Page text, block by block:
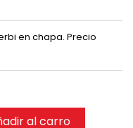
en chapa. Precio
al carro